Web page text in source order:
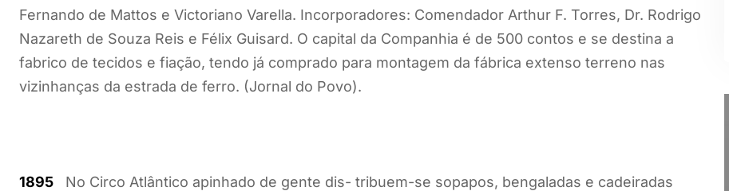
Fernando de Mattos e Victoriano Varella. Incorporadores: Comendador Arthur F. Torres, Dr. Rodrigo
Nazareth de Souza Reis e Félix Guisard. O capital da Companhia é de 500 contos e se destina a
fabrico de tecidos e fiação, tendo já comprado para montagem da fábrica extenso terreno nas
vizinhanças da estrada de ferro. (Jornal do Povo).
1895 No Circo Atlântico apinhado de gente dis- tribuem-se sopapos, bengaladas e cadeiradas